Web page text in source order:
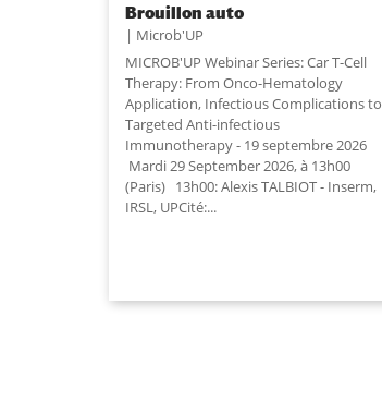
Brouillon auto
Microb'UP
MICROB'UP Webinar Series: Car T-Cell
Therapy: From Onco-Hematology
Application, Infectious Complications to
Targeted Anti-infectious
Immunotherapy - 19 septembre 2026
Mardi 29 September 2026, à 13h00
(Paris) 13h00: Alexis TALBIOT - Inserm,
IRSL, UPCité:...